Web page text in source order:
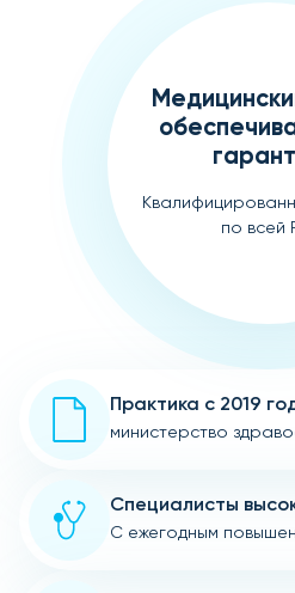
по всей
Практика с 2019
министерство
Специалисты
С ежегодным